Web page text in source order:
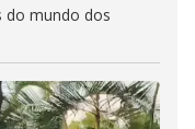
do mundo dos